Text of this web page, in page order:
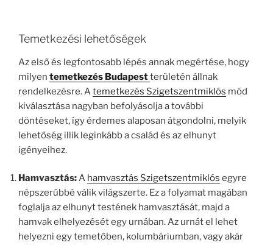
Temetkezési lehetőségek
Az első és legfontosabb lépés annak megértése, hogy
milyen temetkezés Budapestterületén állnak
rendelkezésre. Atemetkezés Szigetszentmiklós mód
kiválasztása nagyban befolyásolja a további
döntéseket, így érdemes alaposan átgondolni, melyik
lehetőség illik leginkább a család és az elhunyt
igényeihez.
Hamvasztás:A hamvasztás Szigetszentmiklós egyre
népszerűbbé válik világszerte. Ez a folyamat magában
foglalja az elhunyt testének hamvasztását, majd a
hamvak elhelyezését egy urnában. Az urnát el lehet
helyezni egy temetőben, kolumbáriumban, vagy akár